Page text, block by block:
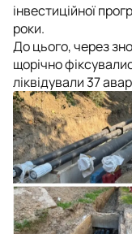
інвестиційної
роки.
До цього, через
щорічно
ліквідували 37